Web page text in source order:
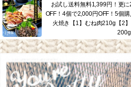
お試し送料無料1,399円！更
OFF！4個で2,000円OFF！5個
火焼き【1】むね肉210g【2
200g